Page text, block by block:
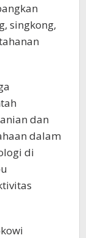
singkong,
dan
dalam
di